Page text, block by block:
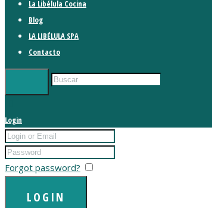
La Libélula Cocina
Blog
LA LIBÉLULA SPA
Contacto
Login
Forgot password?